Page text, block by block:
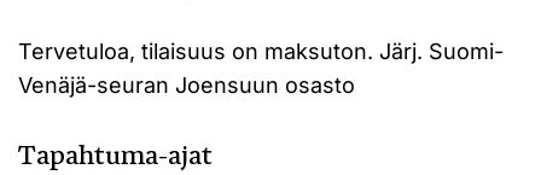
Tervetuloa, tilaisuus on maksuton. Järj. Suomi-
Venäjä-seuran Joensuun osasto
Tapahtuma-ajat